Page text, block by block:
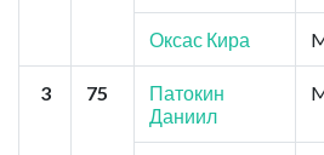
Оксас Кира
3 75
Патокин
Даниил